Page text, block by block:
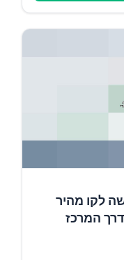
לקו מהיר
דרך המרכז